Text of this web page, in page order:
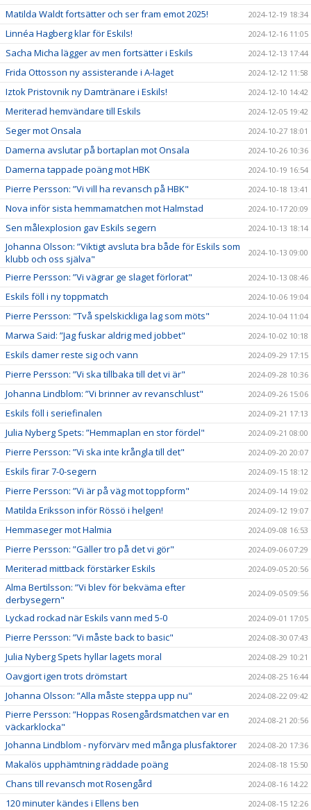
Matilda Waldt fortsätter och ser fram emot 2025!
2024-12-19 18:34
Linnéa Hagberg klar för Eskils! 2024-12-16 11:05
Sacha Micha lägger av men fortsätter i Eskils 2024-12-13 17:44
Frida Ottosson ny assisterande i A-laget 2024-12-12 11:58
Iztok Pristovnik ny Damtränare i Eskils! 2024-12-10 14:42
Meriterad hemvändare till Eskils 2024-12-05 19:42
Seger mot Onsala 2024-10-27 18:01
Damerna avslutar på bortaplan mot Onsala 2024-10-26 10:36
Damerna tappade poäng mot HBK 2024-10-19 16:54
Pierre Persson: ”Vi vill ha revansch på HBK" 2024-10-18 13:41
Nova inför sista hemmamatchen mot Halmstad 2024-10-17 20:09
Sen målexplosion gav Eskils segern 2024-10-13 18:14
Johanna Olsson: ”Viktigt avsluta bra både för Eskils som
klubb och oss själva"
2024-10-13 09:00
Pierre Persson: ”Vi vägrar ge slaget förlorat" 2024-10-13 08:46
Eskils föll i ny toppmatch 2024-10-06 19:04
Pierre Persson: "Två spelskickliga lag som möts" 2024-10-04 11:04
Marwa Said: ”Jag fuskar aldrig med jobbet" 2024-10-02 10:18
Eskils damer reste sig och vann 2024-09-29 17:15
Pierre Persson: ”Vi ska tillbaka till det vi är" 2024-09-28 10:36
Johanna Lindblom: ”Vi brinner av revanschlust" 2024-09-26 15:06
Eskils föll i seriefinalen 2024-09-21 17:13
Julia Nyberg Spets: ”Hemmaplan en stor fördel" 2024-09-21 08:00
Pierre Persson: ”Vi ska inte krångla till det" 2024-09-20 20:07
Eskils firar 7-0-segern 2024-09-15 18:12
Pierre Persson: ”Vi är på väg mot toppform" 2024-09-14 19:02
Matilda Eriksson inför Rössö i helgen! 2024-09-12 19:07
Hemmaseger mot Halmia 2024-09-08 16:53
Pierre Persson: ”Gäller tro på det vi gör" 2024-09-06 07:29
Meriterad mittback förstärker Eskils 2024-09-05 20:56
Alma Bertilsson: ”Vi blev för bekväma efter
derbysegern"
2024-09-05 09:56
Lyckad rockad när Eskils vann med 5-0 2024-09-01 17:05
Pierre Persson: ”Vi måste back to basic" 2024-08-30 07:43
Julia Nyberg Spets hyllar lagets moral 2024-08-29 10:21
Oavgjort igen trots drömstart 2024-08-25 16:44
Johanna Olsson: ”Alla måste steppa upp nu" 2024-08-22 09:42
Pierre Persson: ”Hoppas Rosengårdsmatchen var en
väckarklocka"
2024-08-21 20:56
Johanna Lindblom - nyförvärv med många plusfaktorer 2024-08-20 17:36
Makalös upphämtning räddade poäng 2024-08-18 15:50
Chans till revansch mot Rosengård 2024-08-16 14:22
120 minuter kändes i Ellens ben 2024-08-15 12:26